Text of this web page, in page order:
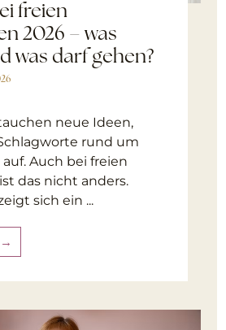
freien
2026 – was
was darf gehen?
neue Ideen,
rund um
Auch bei freien
das nicht anders.
sich ein ...
→